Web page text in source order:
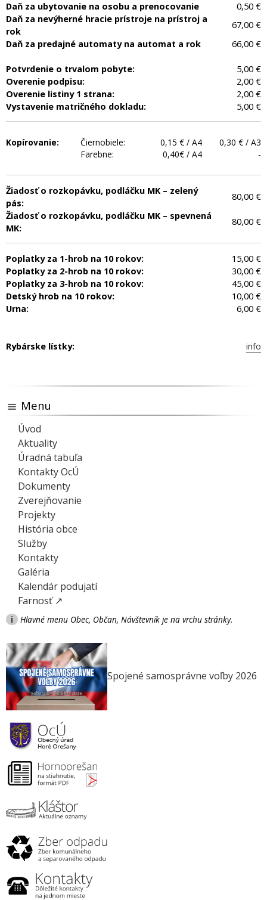
Daň za ubytovanie na osobu a prenocovanie
0,50 €
Daň za nevýherné hracie prístroje na prístroj a
rok
67,00 €
Daň za predajné automaty na automat a rok
66,00 €
Potvrdenie o trvalom pobyte:
5,00 €
Overenie podpisu:
2,00 €
Overenie listiny 1 strana:
2,00 €
Vystavenie matričného dokladu:
5,00 €
Kopírovanie: Čiernobiele: 0,15 € / A4
0,30 € / A3
Farebne:
0,40€ / A4 -
Žiadosť o rozkopávku, podláčku MK – zelený
pás:
80,00 €
Žiadosť o rozkopávku, podláčku MK – spevnená
MK:
80,00 €
Poplatky za 1-hrob na 10 rokov:
15,00 €
Poplatky za 2-hrob na 10 rokov:
30,00 €
Poplatky za 3-hrob na 10 rokov:
45,00 €
Detský hrob na 10 rokov:
10,00 €
Urna:
6,00 €
Rybárske lístky: info
Menu
Úvod
Aktuality
Úradná tabuľa
Kontakty OcÚ
Dokumenty
Zverejňovanie
Projekty
História obce
Služby
Kontakty
Galéria
Kalendár podujatí
Farnosť ↗
i Hlavné menu Obec, Občan, Návštevník je na vrchu stránky.
Spojené samosprávne voľby 2026